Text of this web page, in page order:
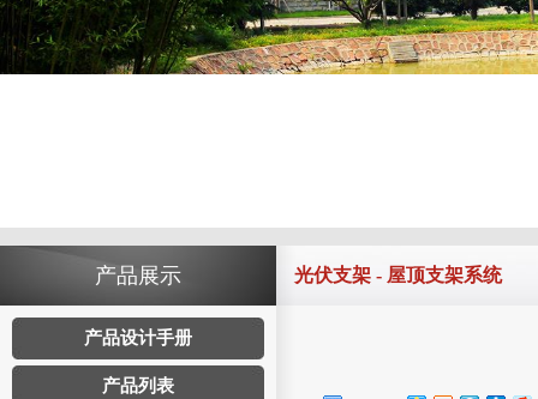
产品展示
产品设计手册
产品列表
光伏支架 - 屋顶支架系统